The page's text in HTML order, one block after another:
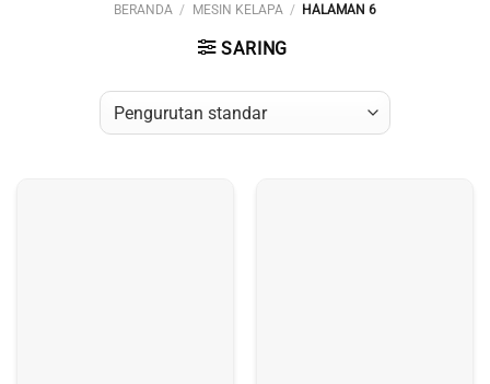
BERANDA / MESIN KELAPA / HALAMAN 6
SARING